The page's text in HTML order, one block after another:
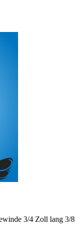
3/4 Zoll lang 3/8